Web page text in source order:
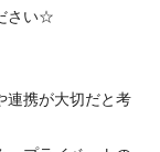
さい☆
連携が大切だと考